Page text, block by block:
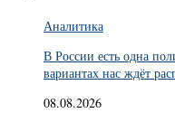
Аналитика
В России есть одна
вариантах нас ждёт
08.08.2026